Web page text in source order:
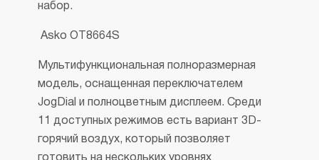
набор.
Asko OT8664S
Мультифункциональная полноразмерная
модель, оснащенная переключателем
JogDial и полноцветным дисплеем. Среди
11 доступных режимов есть вариант 3D-
горячий воздух, который позволяет
готовить на нескольких уровнях